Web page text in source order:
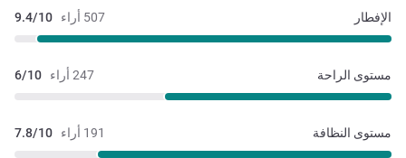
507 أراء 9.4/10 الإفطار
247 أراء 6/10 مستوى الراحة
191 أراء 7.8/10 مستوى النظافة